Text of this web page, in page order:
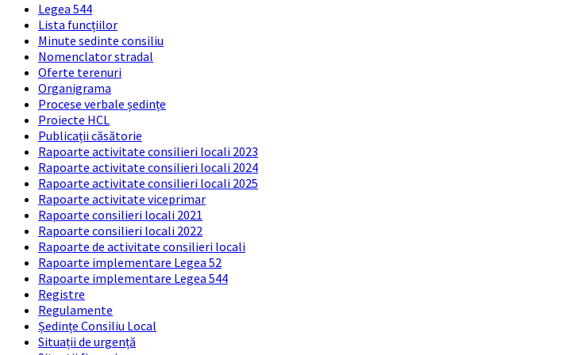
Legea 544
Lista funcțiilor
Minute sedinte consiliu
Nomenclator stradal
Oferte terenuri
Organigrama
Procese verbale ședințe
Proiecte HCL
Publicații căsătorie
Rapoarte activitate consilieri locali 2023
Rapoarte activitate consilieri locali 2024
Rapoarte activitate consilieri locali 2025
Rapoarte activitate viceprimar
Rapoarte consilieri locali 2021
Rapoarte consilieri locali 2022
Rapoarte de activitate consilieri locali
Rapoarte implementare Legea 52
Rapoarte implementare Legea 544
Registre
Regulamente
Ședințe Consiliu Local
Situații de urgență